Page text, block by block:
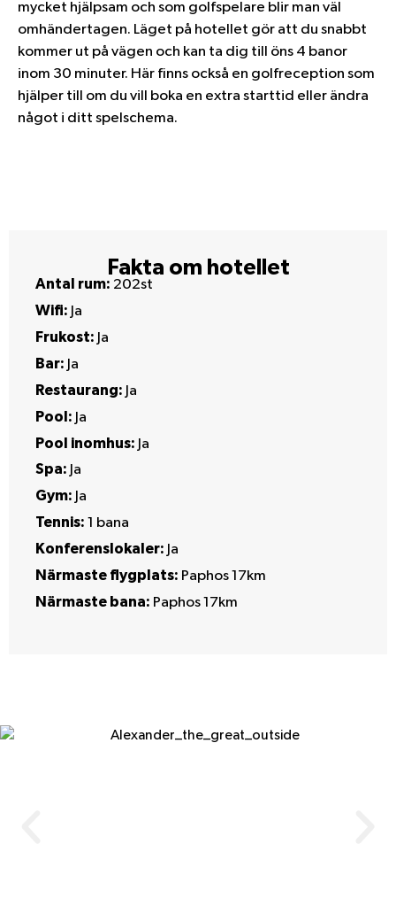
mycket hjälpsam och som golfspelare blir man väl
omhändertagen. Läget på hotellet gör att du snabbt
kommer ut på vägen och kan ta dig till öns 4 banor
inom 30 minuter. Här finns också en golfreception som
hjälper till om du vill boka en extra starttid eller ändra
något i ditt spelschema.
Fakta om hotellet
Antal rum: 202st
Wifi: Ja
Frukost: Ja
Bar: Ja
Restaurang: Ja
Pool: Ja
Pool inomhus: Ja
Spa: Ja
Gym: Ja
Tennis: 1 bana
Konferenslokaler: Ja
Närmaste flygplats: Paphos 17km
Närmaste bana: Paphos 17km